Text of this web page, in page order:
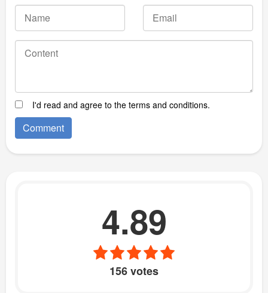
I'd read and agree to the terms and conditions.
4.89
156 votes